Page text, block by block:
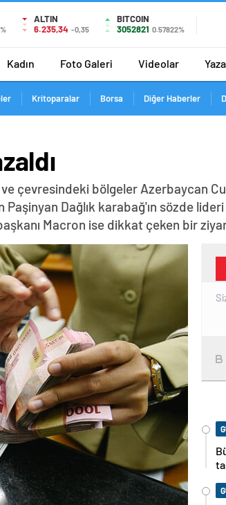
ALTIN
6.235,34 -0,35
BITCOIN
3052821 0.57822%
Kadın Foto Galeri Videolar
Kritoparalar Borsa Diğer Haberler
çevresindeki bölgeler Azerbaycan
Paşinyan Dağlık karabağ'ın sözde
Macron ise dikkat çeken bir